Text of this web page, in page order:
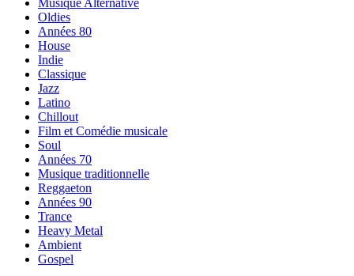
Musique Alternative
Oldies
Années 80
House
Indie
Classique
Jazz
Latino
Chillout
Film et Comédie musicale
Soul
Années 70
Musique traditionnelle
Reggaeton
Années 90
Trance
Heavy Metal
Ambient
Gospel